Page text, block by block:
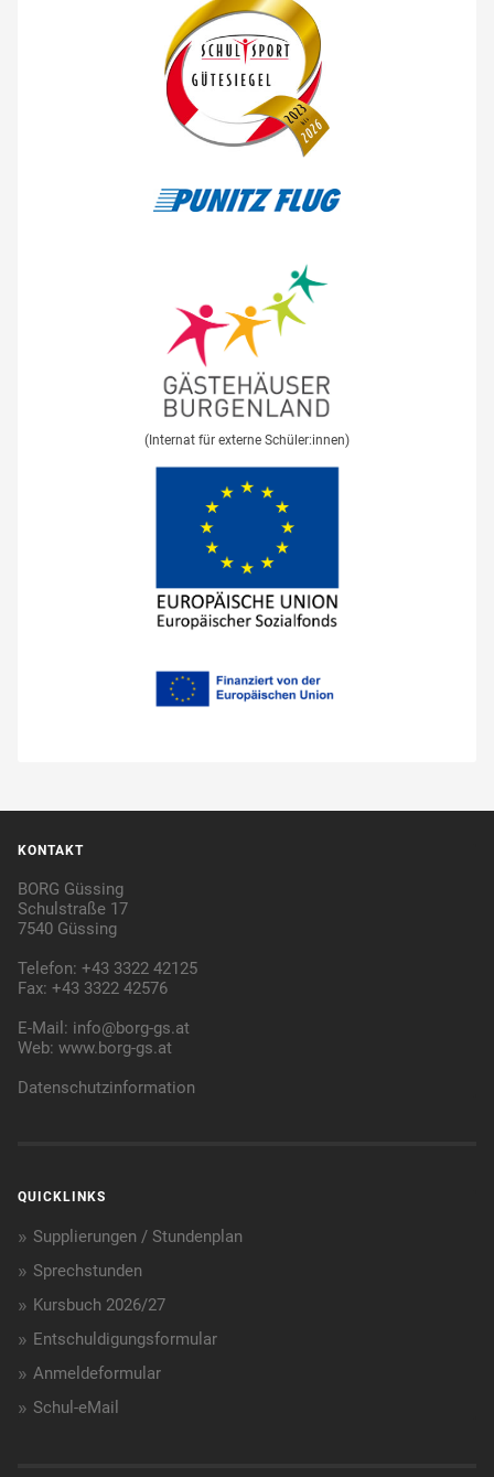
(Internat für externe Schüler:innen)
KONTAKT
BORG Güssing
Schulstraße 17
7540 Güssing
Telefon: +43 3322 42125
Fax: +43 3322 42576
E-Mail: info@borg-gs.at
Web:www.borg-gs.at
Datenschutzinformation
QUICKLINKS
Supplierungen / Stundenplan
Sprechstunden
Kursbuch 2026/27
Entschuldigungsformular
Anmeldeformular
Schul-eMail